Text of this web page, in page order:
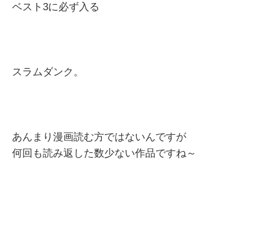
ベスト3に必ず入る
スラムダンク。
あんまり漫画読む方ではないんですが
何回も読み返した数少ない作品ですね～